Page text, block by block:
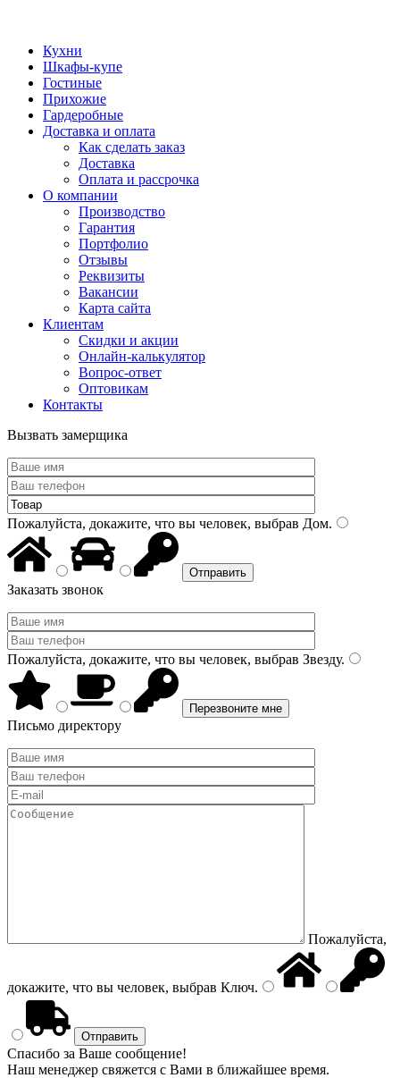
Кухни
Шкафы-купе
Гостиные
Прихожие
Гардеробные
Доставка и оплата
Как сделать заказ
Доставка
Оплата и рассрочка
О компании
Производство
Гарантия
Портфолио
Отзывы
Реквизиты
Вакансии
Карта сайта
Клиентам
Скидки и акции
Онлайн-калькулятор
Вопрос-ответ
Оптовикам
Контакты
Вызвать замерщика
Пожалуйста, докажите, что вы человек, выбрав Дом.
Заказать звонок
Пожалуйста, докажите, что вы человек, выбрав Звезду.
Письмо директору
Пожалуйста,
докажите, что вы человек, выбрав Ключ.
Спасибо за Ваше сообщение!
Наш менеджер свяжется с Вами в ближайшее время.